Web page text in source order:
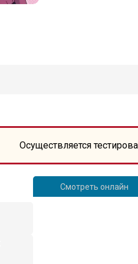
Осуществляется
Смотреть онлайн